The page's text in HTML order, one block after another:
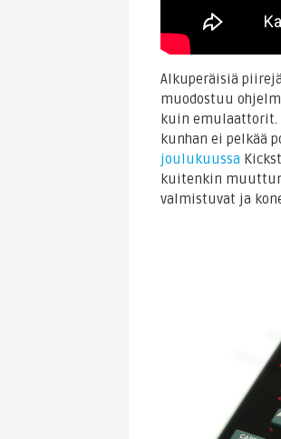
Alkuperäisiä
muodostuu
kuin emulaattorit.
kunhan ei pelkää
joulukuussa
kuitenkin
valmistuvat ja